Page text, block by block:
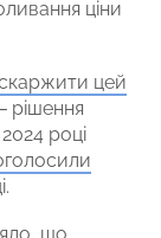
ціни
цей
рішення
році